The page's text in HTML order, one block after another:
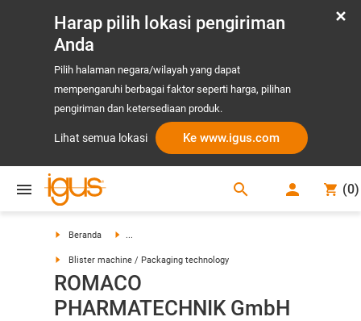
Harap pilih lokasi pengiriman
Anda
Pilih halaman negara/wilayah yang dapat
mempengaruhi berbagai faktor seperti harga, pilihan
pengiriman dan ketersediaan produk.
Lihat semua lokasi Ke www.igus.com
search (0)
Beranda ...
Blister machine / Packaging technology
ROMACO
PHARMATECHNIK GmbH